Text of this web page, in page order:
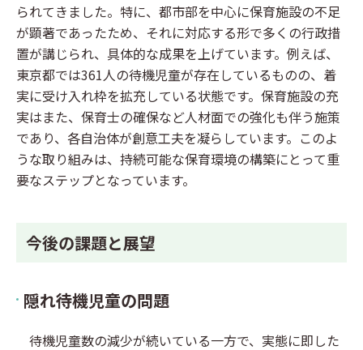
られてきました。特に、都市部を中心に保育施設の不足
が顕著であったため、それに対応する形で多くの行政措
置が講じられ、具体的な成果を上げています。例えば、
東京都では361人の待機児童が存在しているものの、着
実に受け入れ枠を拡充している状態です。保育施設の充
実はまた、保育士の確保など人材面での強化も伴う施策
であり、各自治体が創意工夫を凝らしています。このよ
うな取り組みは、持続可能な保育環境の構築にとって重
要なステップとなっています。
今後の課題と展望
隠れ待機児童の問題
待機児童数の減少が続いている一方で、実態に即した